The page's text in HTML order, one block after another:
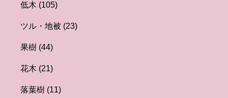
低木 (105)
ツル・地被 (23)
果樹 (44)
花木 (21)
落葉樹 (11)